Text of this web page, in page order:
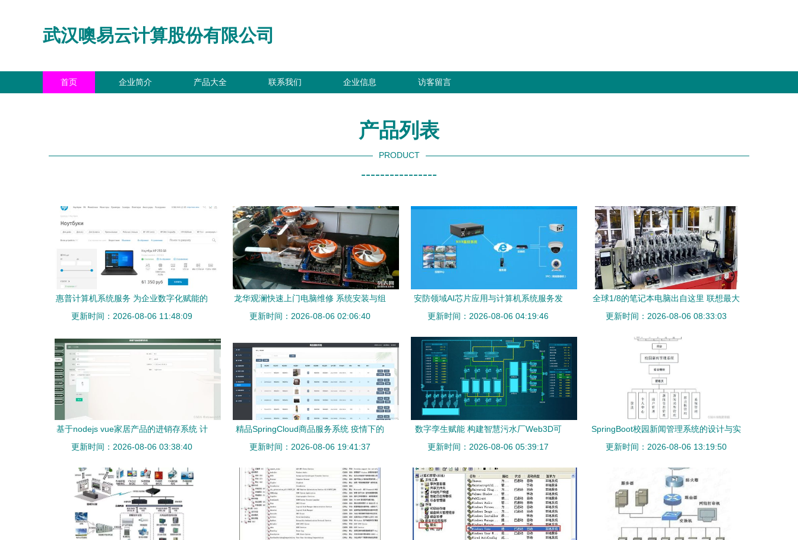
武汉噢易云计算股份有限公司
首页 企业简介 产品大全 联系我们 企业信息 访客留言
产品列表
PRODUCT
----------------
惠普计算机系统服务 为企业数字化赋能的
全方位解决方案
更新时间：2026-08-06 11:48:09
龙华观澜快速上门电脑维修 系统安装与组
装电脑服务全解析
更新时间：2026-08-06 02:06:40
安防领域AI芯片应用与计算机系统服务发
展技术展望
更新时间：2026-08-06 04:19:46
全球1/8的笔记本电脑出自这里 联想最大
制造基地如何实现日处理5000笔订单？
更新时间：2026-08-06 08:33:03
基于nodejs vue家居产品的进销存系统 计
算机毕业设计
更新时间：2026-08-06 03:38:40
精品SpringCloud商品服务系统 疫情下的
微服务分布式购物商城设计与实现
更新时间：2026-08-06 19:41:37
数字孪生赋能 构建智慧污水厂Web3D可
视化系统
更新时间：2026-08-06 05:39:17
SpringBoot校园新闻管理系统的设计与实
现——计算机系统服务视角
更新时间：2026-08-06 13:19:50